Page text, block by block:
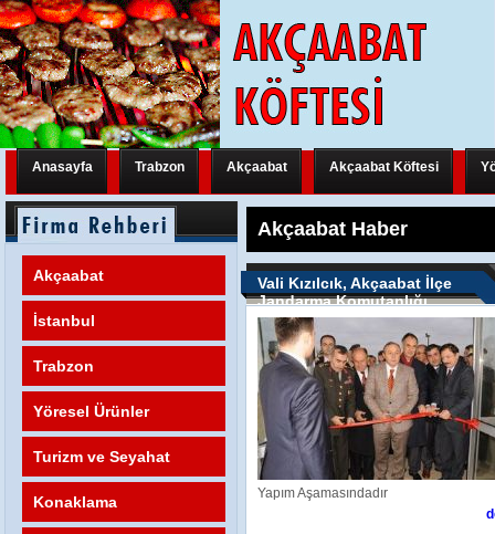
Anasayfa Trabzon Akçaabat Akçaabat Köftesi
Trabzon Yeni Bir Uluslararası Organizasyona Hazırlanıyor
Trabzon Yeni Bir Uluslararası Organizasyona Hazırlanıyor Trabzon
Trabzon Yeni Bir Uluslararası Organizasyona Hazırlanıyor FATİH
Akçaabat
İstanbul
Trabzon
Yöresel Ürünler
Turizm ve Seyahat
Konaklama
Akçaabat Haber
Vali Kızılcık, Akçaabat İlçe
Jandarma Komutanlığı
Binası'nı Hizmete Açtı
Yapım Aşamasındadır